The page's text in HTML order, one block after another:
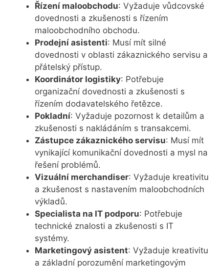
Řízení maloobchodu: Vyžaduje vůdcovské
dovednosti a zkušenosti s řízením
maloobchodního obchodu.
Prodejní asistenti: Musí mít silné
dovednosti v oblasti zákaznického servisu a
přátelský přístup.
Koordinátor logistiky: Potřebuje
organizační dovednosti a zkušenosti s
řízením dodavatelského řetězce.
Pokladní: Vyžaduje pozornost k detailům a
zkušenosti s nakládáním s transakcemi.
Zástupce zákaznického servisu: Musí mít
vynikající komunikační dovednosti a mysl na
řešení problémů.
Vizuální merchandiser: Vyžaduje kreativitu
a zkušenost s nastavením maloobchodních
výkladů.
Specialista na IT podporu: Potřebuje
technické znalosti a zkušenosti s IT
systémy.
Marketingový asistent: Vyžaduje kreativitu
a základní porozumění marketingovým